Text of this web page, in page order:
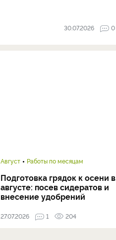
30.07.2026 0
Август Работы по месяцам
Подготовка грядок к осени в
августе: посев сидератов и
внесение удобрений
27.07.2026 1 204